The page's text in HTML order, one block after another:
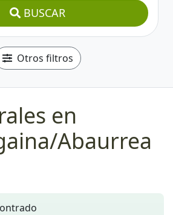
BUSCAR
Otros filtros
en
Abaurrea